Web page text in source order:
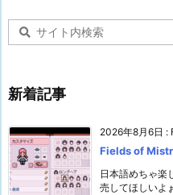
新着記事
2026年8月6日 :
Fields of
日本語めちゃ楽
売してほしいよ